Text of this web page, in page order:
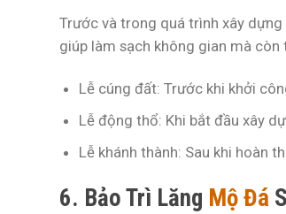
Trước và trong quá trình xây
giúp làm sạch không gian mà
Lễ cúng đất: Trước khi khởi
Lễ động thổ: Khi bắt đầu xây
Lễ khánh thành: Sau khi hoàn
6. Bảo Trì Lăng Mộ Đá